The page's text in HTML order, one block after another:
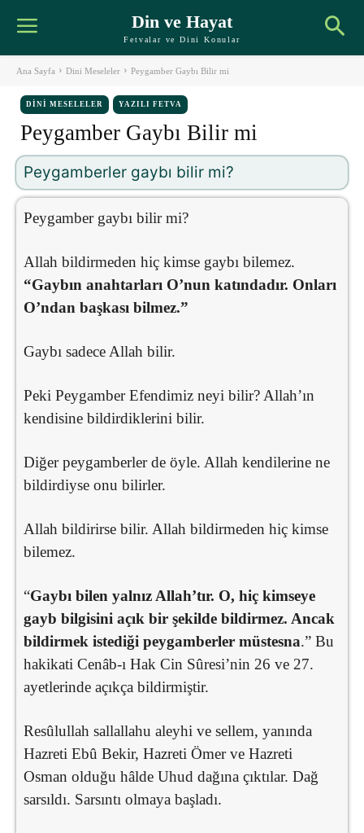
Din ve Hayat
Fetvalar ve Dini Konular
Ana Sayfa Dini Meseleler Peygamber Gaybı Bilir mi
DINI MESELELER YAZILI FETVA
Peygamber Gaybı Bilir mi
Peygamberler gaybı bilir mi?
Peygamber gaybı bilir mi?
Allah bildirmeden hiç kimse gaybı bilemez.
“Gaybın anahtarları O’nun katındadır. Onları
O’ndan başkası bilmez.”
Gaybı sadece Allah bilir.
Peki Peygamber Efendimiz neyi bilir? Allah’ın
kendisine bildirdiklerini bilir.
Diğer peygamberler de öyle. Allah kendilerine ne
bildirdiyse onu bilirler.
Allah bildirirse bilir. Allah bildirmeden hiç kimse
bilemez.
“Gaybı bilen yalnız Allah’tır. O, hiç kimseye
gayb bilgisini açık bir şekilde bildirmez. Ancak
bildirmek istediği peygamberler müstesna.” Bu
hakikati Cenâb-ı Hak Cin Sûresi’nin 26 ve 27.
ayetlerinde açıkça bildirmiştir.
Resûlullah sallallahu aleyhi ve sellem, yanında
Hazreti Ebû Bekir, Hazreti Ömer ve Hazreti
Osman olduğu hâlde Uhud dağına çıktılar. Dağ
sarsıldı. Sarsıntı olmaya başladı.